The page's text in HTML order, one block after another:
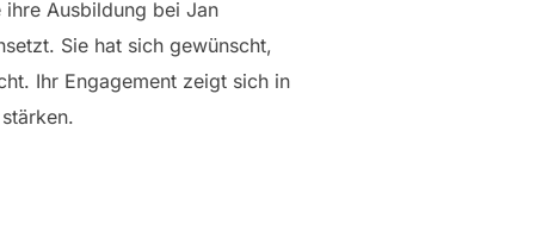
Ausbildung bei Jan
Sie hat sich gewünscht,
Ihr Engagement zeigt sich in